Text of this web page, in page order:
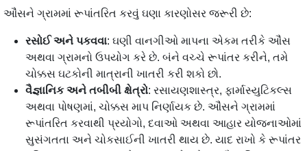
ઔંસને ગ્રામમાં રૂપાંતરિત કરવું ઘણા કારણોસર જરૂરી છે:
રસોઈ અને પકવવા: ઘણી વાનગીઓ માપના એકમ તરીકે ઔંસ
અથવા ગ્રામનો ઉપયોગ કરે છે. બંને વચ્ચે રૂપાંતર કરીને, તમે
ચોક્કસ ઘટકોની માત્રાની ખાતરી કરી શકો છો.
વૈજ્ઞાનિક અને તબીબી ક્ષેત્રો: રસાયણશાસ્ત્ર, ફાર્માસ્યુટિકલ્સ
અથવા પોષણમાં, ચોક્કસ માપ નિર્ણાયક છે. ઔંસને ગ્રામમાં
રૂપાંતરિત કરવાથી પ્રયોગો, દવાઓ અથવા આહાર યોજનાઓમાં
સુસંગતતા અને ચોકસાઈની ખાતરી થાય છે. યાદ રાખો કે રૂપાંતર